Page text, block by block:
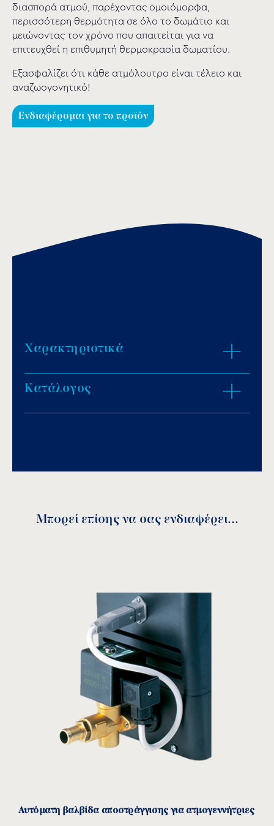
διασπορά ατμού, παρέχοντας ομοιόμορφα,
περισσότερη θερμότητα σε όλο το δωμάτιο και
μειώνοντας τον χρόνο που απαιτείται για να
επιτευχθεί η επιθυμητή θερμοκρασία δωματίου.
Εξασφαλίζει ότι κάθε ατμόλουτρο είναι τέλειο και
αναζωογονητικό!
Ενδιαφέρομαι για το προϊόν
Χαρακτηριστικά
Απαιτούμενος αριθμός στομίων ανά
Κατάλογος
Μπορεί επίσης να σας ενδιαφέρει...
Αυτόματη βαλβίδα αποστράγγισης για ατμογεννήτριες